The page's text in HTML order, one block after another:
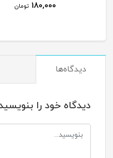
180,000 تومان
دیدگاه‌ها
دیدگاه خود را